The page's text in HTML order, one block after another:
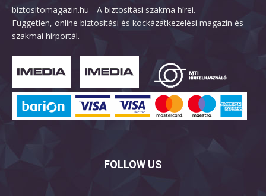
biztositomagazin.hu - A biztosítási szakma hírei.
Független, online biztosítási és kockázatkezelési magazin és
szakmai hírportál.
FOLLOW US